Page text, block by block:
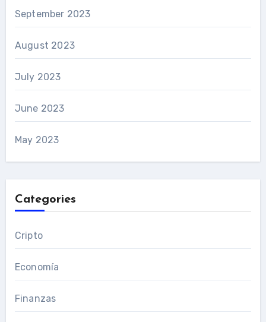
September 2023
August 2023
July 2023
June 2023
May 2023
Categories
Cripto
Economía
Finanzas